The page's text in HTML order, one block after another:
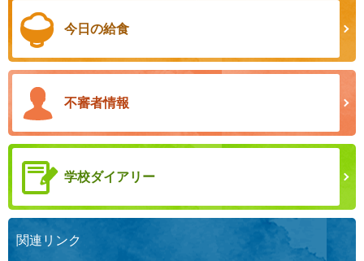
今日の給食
不審者情報
学校ダイアリー
関連リンク